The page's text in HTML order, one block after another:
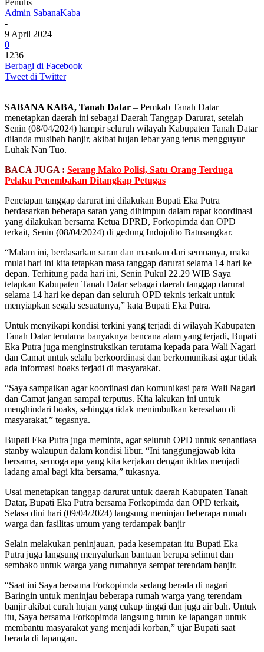
Admin SabanaKaba
-
9 April 2024
0
1236
Berbagi di Facebook
Tweet di Twitter
SABANA KABA, Tanah Datar – Pemkab Tanah Datar
menetapkan daerah ini sebagai Daerah Tanggap Darurat, setelah
Senin (08/04/2024) hampir seluruh wilayah Kabupaten Tanah Datar
dilanda musibah banjir, akibat hujan lebar yang terus mengguyur
Luhak Nan Tuo.
BACA JUGA : Serang Mako Polisi, Satu Orang Terduga
Pelaku Penembakan Ditangkap Petugas
Penetapan tanggap darurat ini dilakukan Bupati Eka Putra
berdasarkan beberapa saran yang dihimpun dalam rapat koordinasi
yang dilakukan bersama Ketua DPRD, Forkopimda dan OPD
terkait, Senin (08/04/2024) di gedung Indojolito Batusangkar.
“Malam ini, berdasarkan saran dan masukan dari semuanya, maka
mulai hari ini kita tetapkan masa tanggap darurat selama 14 hari ke
depan. Terhitung pada hari ini, Senin Pukul 22.29 WIB Saya
tetapkan Kabupaten Tanah Datar sebagai daerah tanggap darurat
selama 14 hari ke depan dan seluruh OPD teknis terkait untuk
menyiapkan segala sesuatunya,” kata Bupati Eka Putra.
Untuk menyikapi kondisi terkini yang terjadi di wilayah Kabupaten
Tanah Datar terutama banyaknya bencana alam yang terjadi, Bupati
Eka Putra juga menginstruksikan terutama kepada para Wali Nagari
dan Camat untuk selalu berkoordinasi dan berkomunikasi agar tidak
ada informasi hoaks terjadi di masyarakat.
“Saya sampaikan agar koordinasi dan komunikasi para Wali Nagari
dan Camat jangan sampai terputus. Kita lakukan ini untuk
menghindari hoaks, sehingga tidak menimbulkan keresahan di
masyarakat,” tegasnya.
Bupati Eka Putra juga meminta, agar seluruh OPD untuk senantiasa
stanby walaupun dalam kondisi libur. “Ini tanggungjawab kita
bersama, semoga apa yang kita kerjakan dengan ikhlas menjadi
ladang amal bagi kita bersama,” tukasnya.
Usai menetapkan tanggap darurat untuk daerah Kabupaten Tanah
Datar, Bupati Eka Putra bersama Forkopimda dan OPD terkait,
Selasa dini hari (09/04/2024) langsung meninjau beberapa rumah
warga dan fasilitas umum yang terdampak banjir
Selain melakukan peninjauan, pada kesempatan itu Bupati Eka
Putra juga langsung menyalurkan bantuan berupa selimut dan
sembako untuk warga yang rumahnya sempat terendam banjir.
“Saat ini Saya bersama Forkopimda sedang berada di nagari
Baringin untuk meninjau beberapa rumah warga yang terendam
banjir akibat curah hujan yang cukup tinggi dan juga air bah. Untuk
itu, Saya bersama Forkopimda langsung turun ke lapangan untuk
membantu masyarakat yang menjadi korban,” ujar Bupati saat
berada di lapangan.